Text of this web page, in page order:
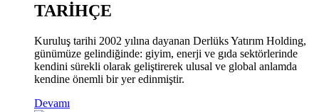
TARİHÇE
Kuruluş tarihi 2002 yılına dayanan Derlüks Yatırım Holding,
günümüze gelindiğinde: giyim, enerji ve gıda sektörlerinde
kendini sürekli olarak geliştirerek ulusal ve global anlamda
kendine önemli bir yer edinmiştir.
Devamı